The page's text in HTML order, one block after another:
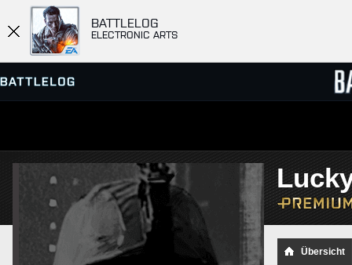
BATTLELOG
ELECTRONIC ARTS
SERVER-BROWSER
MATCHES
Übersicht